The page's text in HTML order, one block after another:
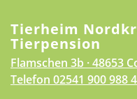
Tierheim
Tierpension
Flamschen 3b · 48653
Telefon 02541 900 988 4